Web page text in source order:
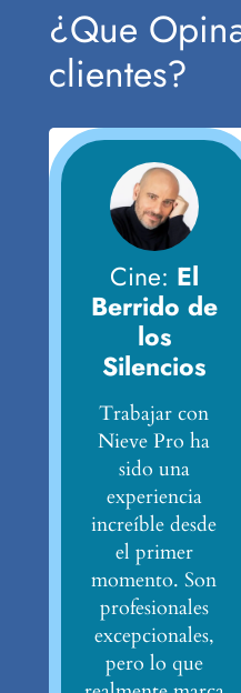
¿Que
clientes?
Cine: El
Berrido de
los
Silencios
Trabajar con
Nieve Pro ha
sido una
experiencia
increíble desde
el primer
momento. Son
profesionales
excepcionales,
pero lo que